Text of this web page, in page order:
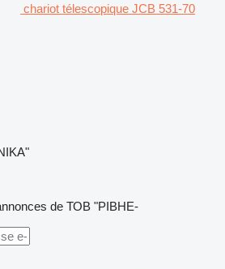
chariot télescopique JCB 531-70
de ТОВ "РІВНЕ-